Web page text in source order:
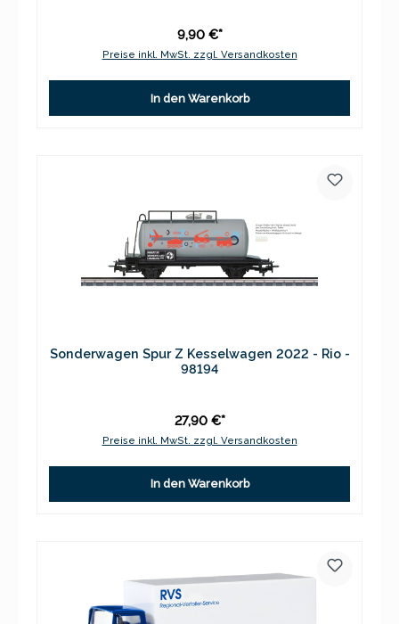
9,90 €*
Preise inkl. MwSt. zzgl. Versandkosten
In den Warenkorb
Sonderwagen Spur Z Kesselwagen 2022 - Rio -
98194
27,90 €*
Preise inkl. MwSt. zzgl. Versandkosten
In den Warenkorb